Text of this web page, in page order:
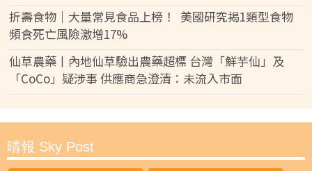
折壽食物｜大量常見食品上榜！ 美國研究揭1類型食物
頻食死亡風險激增17%
仙草農藥丨內地仙草驗出農藥超標 台灣「鮮芋仙」及
「CoCo」疑涉事 供應商急澄清：未流入市面
晴報 Sky Post